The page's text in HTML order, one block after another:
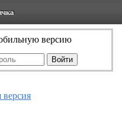
версию